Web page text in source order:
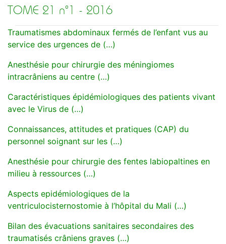
TOME 21 n°1 - 2016
Traumatismes abdominaux fermés de l’enfant vus au
service des urgences de (…)
Anesthésie pour chirurgie des méningiomes
intracrâniens au centre (…)
Caractéristiques épidémiologiques des patients vivant
avec le Virus de (…)
Connaissances, attitudes et pratiques (CAP) du
personnel soignant sur les (…)
Anesthésie pour chirurgie des fentes labiopaltines en
milieu à ressources (…)
Aspects epidémiologiques de la
ventriculocisternostomie à l’hôpital du Mali (…)
Bilan des évacuations sanitaires secondaires des
traumatisés crâniens graves (…)